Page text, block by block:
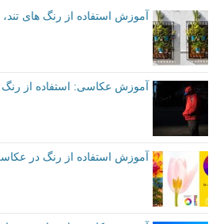
برچسب ها توصیه شده توسط لنزک
رنگ ها در عکاسی
بیشتر بخوانید: